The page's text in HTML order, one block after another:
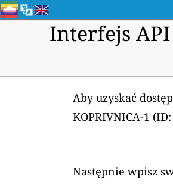
Interfejs
Aby uzyskać
KOPRIVNICA-1
Następnie wpisz